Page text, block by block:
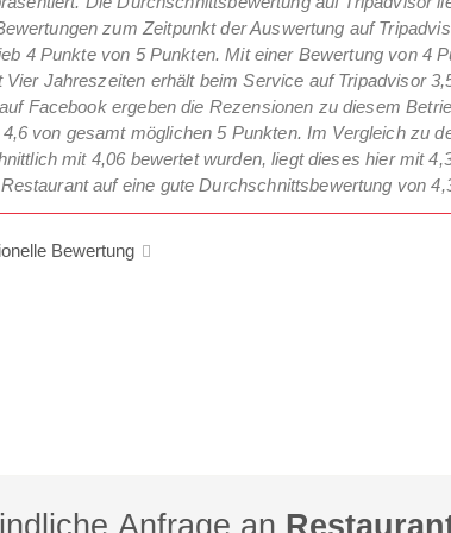
zum Zeitpunkt der Auswertung auf
4 Punkte von 5 Punkten. Mit einer Bewertung von 4
Vier Jahreszeiten erhält beim Service auf Tripadvisor
Facebook ergeben die Rezensionen zu diesem
von gesamt möglichen 5 Punkten. Im Vergleich zu
mit 4,06 bewertet wurden, liegt dieses hier mit
auf eine gute Durchschnittsbewertung von
Bewertung
Anfrage an